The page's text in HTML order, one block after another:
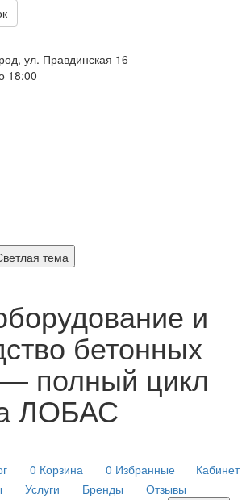
ул. Правдинская 16
18:00
тема
и
бетонных
полный цикл
ЛОБАС
0 Корзина 0 Избранные
Кабинет
Услуги Бренды
Отзывы